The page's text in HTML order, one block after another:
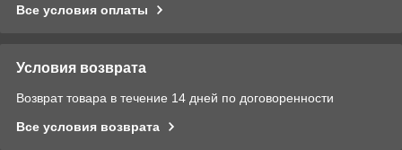
Все условия оплаты
Условия возврата
Возврат товара в течение 14 дней по договоренности
Все условия возврата